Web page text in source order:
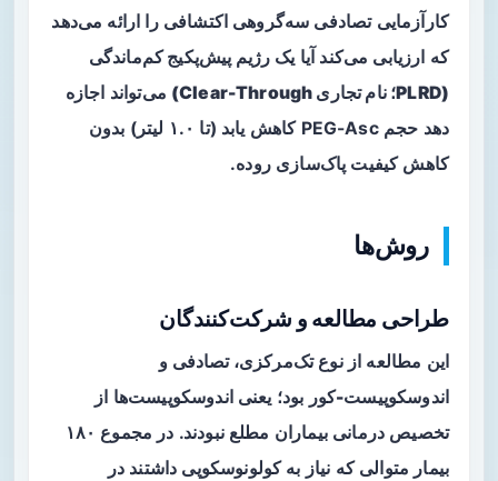
کارآزمایی تصادفی سه‌گروهی اکتشافی را ارائه می‌دهد
که ارزیابی می‌کند آیا یک رژیم پیش‌پکیج کم‌ماندگی
(PLRD؛ نام تجاری Clear-Through)
می‌تواند اجازه
دهد حجم PEG-Asc کاهش یابد (تا ۱.۰ لیتر) بدون
کاهش کیفیت پاک‌سازی روده.
روش‌ها
طراحی مطالعه و شرکت‌کنندگان
این مطالعه از نوعتک‌مرکزی، تصادفی و
اندوسکوپیست-کور بود؛ یعنی اندوسکوپیست‌ها از
تخصیص درمانی بیماران مطلع نبودند. در مجموع ۱۸۰
بیمار متوالی که نیاز به کولونوسکوپی داشتند در